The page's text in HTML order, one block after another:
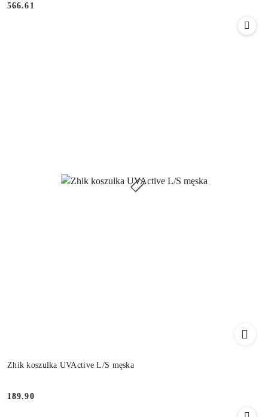
Cena:
566.61
Zhik koszulka UVActive L/S męska
Cena:
189.90